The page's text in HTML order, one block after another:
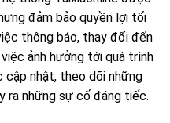
đảm bảo quyền lợi tối
thông báo, thay đổi đến
ảnh hưởng tới quá trình
cập nhật, theo dõi những
ra những sự cố đáng tiếc.